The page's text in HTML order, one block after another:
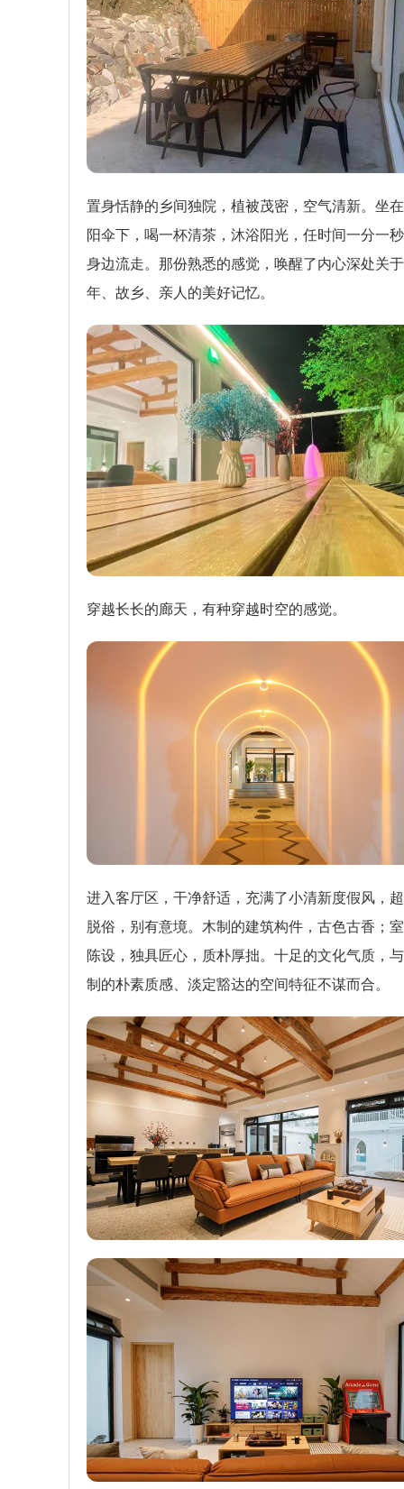
置身恬静的乡间独院，植被茂密，空气清新。坐
阳伞下，喝一杯清茶，沐浴阳光，任时间一分一
身边流走。那份熟悉的感觉，唤醒了内心深处关
年、故乡、亲人的美好记忆。
穿越长长的廊天，有种穿越时空的感觉。
进入客厅区，干净舒适，充满了小清新度假风，
脱俗，别有意境。木制的建筑构件，古色古香；
陈设，独具匠心，质朴厚拙。十足的文化气质，
制的朴素质感、淡定豁达的空间特征不谋而合。